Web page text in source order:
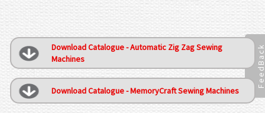
Download Catalogue - Automatic Zig Zag Sewing
Machines
Download Catalogue - MemoryCraft Sewing Machines